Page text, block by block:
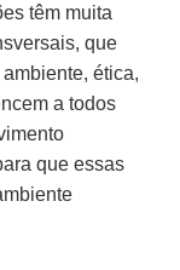
têm muita
que
ética,
a todos
que essas